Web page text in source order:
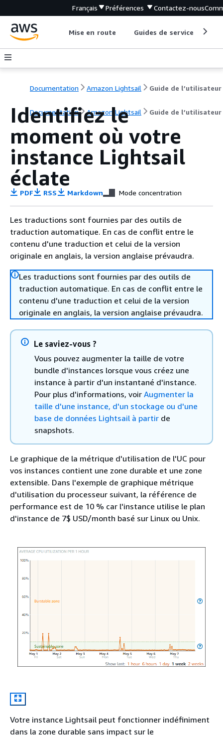
Français Préférences Contactez-nous
Mise en route Guides de service
Documentation Amazon Lightsail Guide de l’utilisateur
Documentation Amazon Lightsail Guide de l’utilisateur
Identifiez le
moment où votre
instance Lightsail
éclate
PDF RSS Markdown Mode concentration
Les traductions sont fournies par des outils de
traduction automatique. En cas de conflit entre le
contenu d'une traduction et celui de la version
originale en anglais, la version anglaise prévaudra.
Les traductions sont fournies par des outils de
traduction automatique. En cas de conflit entre le
contenu d'une traduction et celui de la version
originale en anglais, la version anglaise prévaudra.
Le saviez-vous ?
Vous pouvez augmenter la taille de votre
bundle d'instances lorsque vous créez une
instance à partir d'un instantané d'instance.
Pour plus d'informations, voir Augmenter la
taille d'une instance, d'un stockage ou d'une
base de données Lightsail à partir de
snapshots.
Le graphique de la métrique d'utilisation de l'UC pour
vos instances contient une zone durable et une zone
extensible. Dans l'exemple de graphique métrique
d'utilisation du processeur suivant, la référence de
performance est de 10 % car l'instance utilise le plan
d'instance de 7$ USD/month basé sur Linux ou Unix.
Votre instance Lightsail peut fonctionner indéfiniment
dans la zone durable sans impact sur le